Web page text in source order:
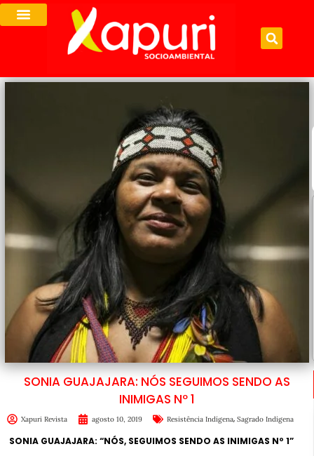
SONIA GUAJAJARA: NÓS SEGUIMOS SENDO AS
INIMIGAS Nº 1
Xapuri Revista agosto 10, 2019 Resistência Indígena, Sagrado Indígena
SONIA GUAJAJARA: “NÓS, SEGUIMOS SENDO AS INIMIGAS Nº 1”